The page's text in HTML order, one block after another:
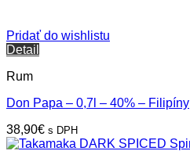
Pridať do wishlistu
Detail
Rum
Don Papa – 0,7l – 40% – Filipíny
38,90€ s DPH